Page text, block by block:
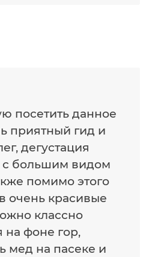
посетить данное
приятный гид и
дегустация
с большим видом
помимо этого
очень красивые
классно
на фоне гор,
мед на пасеке и